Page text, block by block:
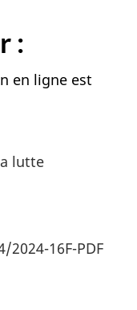
:
en ligne est
lutte
2024-16F-PDF